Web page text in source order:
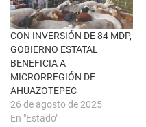
a
v
e
n
t
a
n
a
n
u
v
a
b
o
o
k
(
S
a
b
r
e
e
CON INVERSIÓN DE 84 MDP,
GOBIERNO ESTATAL
BENEFICIA A
MICRORREGIÓN DE
AHUAZOTEPEC
26 de agosto de 2025
En "Estado"